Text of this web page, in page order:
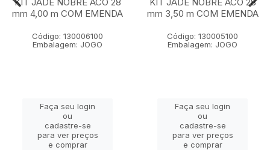
mm 4,00 m COM EMENDA
Código: 130006100
Embalagem: JOGO
Faça seu login
ou
cadastre-se
para ver preços
e comprar
mm 3,50 m COM EMENDA
Código: 130005100
Embalagem: JOGO
Faça seu login
ou
cadastre-se
para ver preços
e comprar